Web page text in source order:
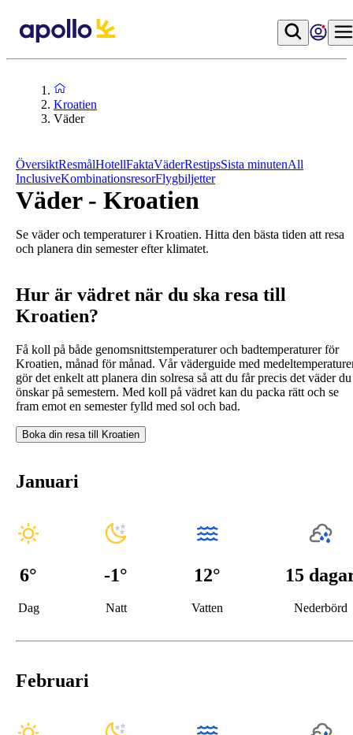
Kroatien
Väder
ÖversiktResmålHotellFaktaVäderRestipsSista minutenAll
InclusiveKombinationsresorFlygbiljetter
Väder - Kroatien
Se väder och temperaturer i Kroatien. Hitta den bästa tiden att resa
och planera din semester efter klimatet.
Hur är vädret när du ska resa till
Kroatien?
Få koll på både genomsnittstemperaturer och badtemperaturer för
Kroatien, månad för månad. Vår väderguide med
gör det enkelt att planera din solresa så att du får precis det väder du
önskar på semestern. Med koll på vädret kan du packa rätt och se
fram emot en semester fylld med sol och bad.
Boka din resa till Kroatien
Januari
6°
Dag
-1°
Natt
12°
Vatten
15
Nederbörd
Februari